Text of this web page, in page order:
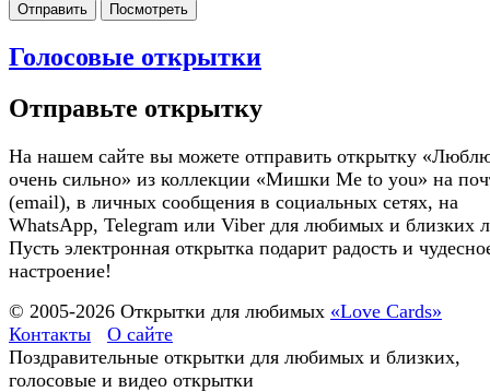
Отправить Посмотреть
Голосовые открытки
Отправьте открытку
На нашем сайте вы можете отправить открытку
очень сильно» из коллекции «Мишки Me to you» на
(email), в личных сообщения в социальных сетях, на
WhatsApp, Telegram или Viber для любимых и близких
Пусть электронная открытка подарит радость и
настроение!
© 2005-2026 Открытки для любимых «Love Cards»
Контакты
О сайте
Поздравительные открытки для любимых и близких,
голосовые и видео открытки